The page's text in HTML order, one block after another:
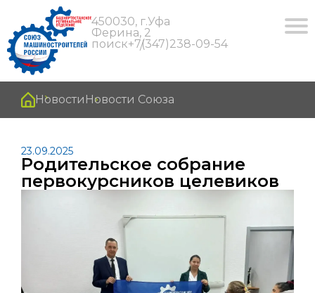
450030, г.Уфа
Ферина, 2
поиск+7(347)238-09-54
Новости Новости Союза
23.09.2025
Родительское собрание
первокурсников целевиков